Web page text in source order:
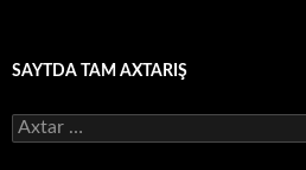
SAYTDA TAM AXTARIŞ
Axtarış: